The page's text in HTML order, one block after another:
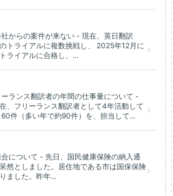
からの案件が来ない - 現在、英日翻訳
トライアルに複数挑戦し、 2025年12月に
ライアルに合格し、...
ーランス翻訳者の年間の仕事量について -
、フリーランス翻訳者として4年活動して
件（多い年で約90件）を、担当して...
について - 先日、国民健康保険の納入通
然としました。居住地である市は国保保険
ました。昨年...